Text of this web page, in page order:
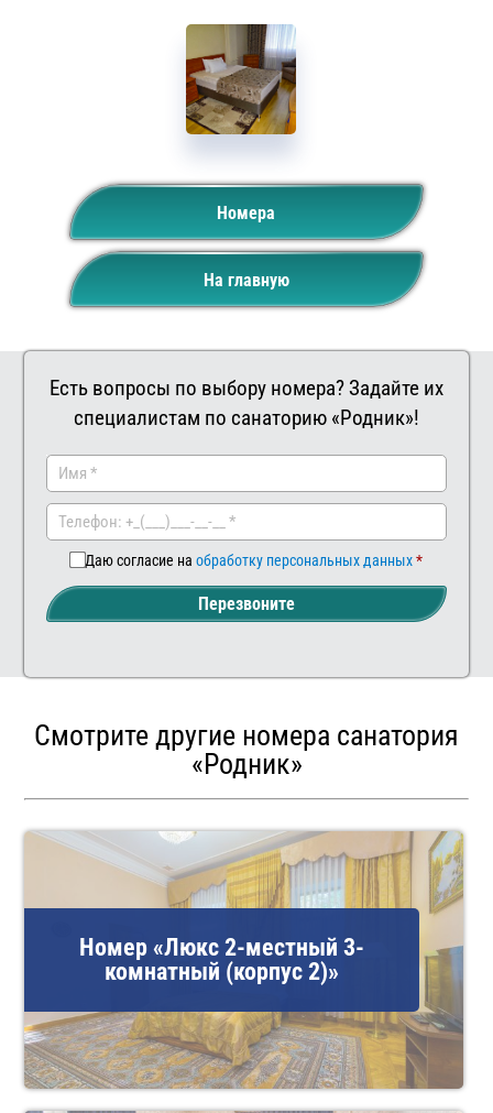
Номера
На главную
Есть вопросы по выбору номера? Задайте их
специалистам по санаторию «Родник»!
Даю согласие на обработку персональных данных
Перезвоните
Смотрите другие номера санатория
«Родник»
Номер «Люкс 2-местный 3-
комнатный (корпус 2)»